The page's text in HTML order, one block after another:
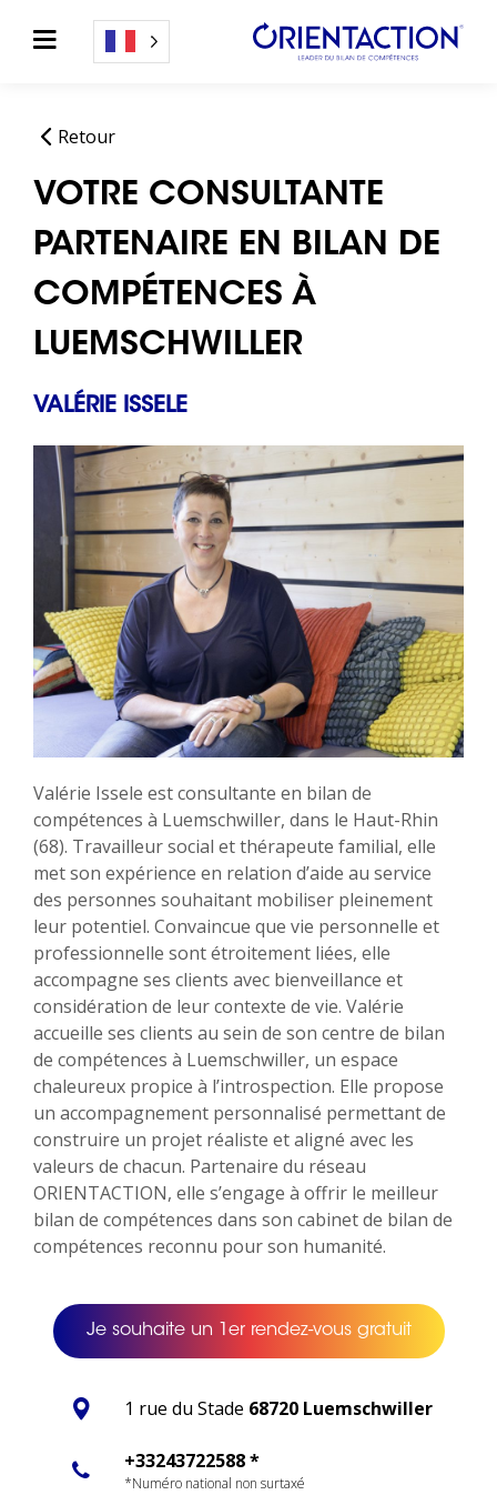
Retour
VOTRE CONSULTANTE
PARTENAIRE EN BILAN DE
COMPÉTENCES À
LUEMSCHWILLER
VALÉRIE ISSELE
Valérie Issele est consultante en bilan de
compétences à Luemschwiller, dans le Haut-Rhin
(68). Travailleur social et thérapeute familial, elle
met son expérience en relation d’aide au service
des personnes souhaitant mobiliser pleinement
leur potentiel. Convaincue que vie personnelle et
professionnelle sont étroitement liées, elle
accompagne ses clients avec bienveillance et
considération de leur contexte de vie. Valérie
accueille ses clients au sein de son centre de bilan
de compétences à Luemschwiller, un espace
chaleureux propice à l’introspection. Elle propose
un accompagnement personnalisé permettant de
construire un projet réaliste et aligné avec les
valeurs de chacun. Partenaire du réseau
ORIENTACTION, elle s’engage à offrir le meilleur
bilan de compétences dans son cabinet de bilan de
compétences reconnu pour son humanité.
Je souhaite un 1er rendez-vous gratuit
1 rue du Stade 68720 Luemschwiller
+33243722588 *
*Numéro national non surtaxé